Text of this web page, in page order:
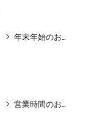
年末年始のお知らせ
営業時間のお知らせ